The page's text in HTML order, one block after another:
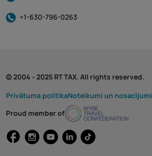
+1-630-796-0263
© 2004 - 2025 RT TAX. All rights reserved.
Privātuma politikaNoteikumi un nosacījumi
Proud member of